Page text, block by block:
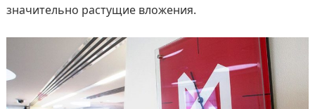
значительно растущие вложения.